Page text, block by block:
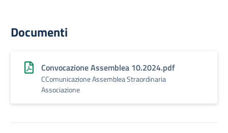
Documenti
Convocazione Assemblea 10.2024.pdf
CComunicazione Assemblea Straordinaria
Associazione